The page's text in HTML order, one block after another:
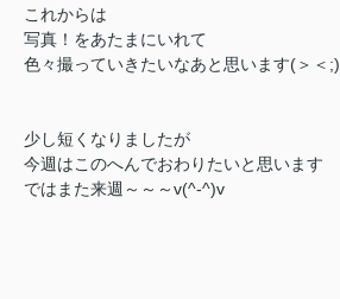
これからは
写真！をあたまにいれて
色々撮っていきたいなあと思います(＞＜;)
少し短くなりましたが
今週はこのへんでおわりたいと思います
ではまた来週～～～v(^-^)v